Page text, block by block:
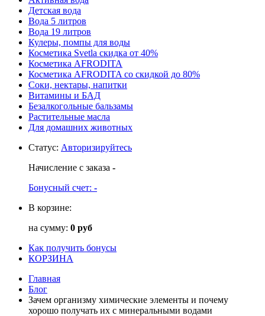
Детская вода
Вода 5 литров
Вода 19 литров
Кулеры, помпы для воды
Косметика Svetla скидка от 40%
Косметика AFRODITA
Косметика AFRODITA со скидкой до 80%
Соки, нектары, напитки
Витамины и БАД
Безалкогольные бальзамы
Растительные масла
Для домашних животных
Статус: Авторизируйтесь
Начисление с заказа -
Бонусный счет: -
В корзине:
на сумму: 0 руб
Как получить бонусы
КОРЗИНА
Главная
Блог
Зачем организму химические элементы и почему
хорошо получать их с минеральными водами